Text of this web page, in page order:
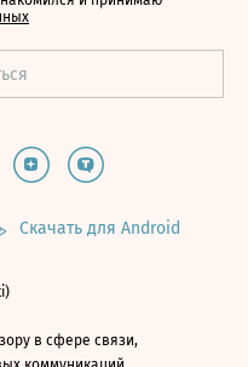
Скачать для Android
в сфере связи,